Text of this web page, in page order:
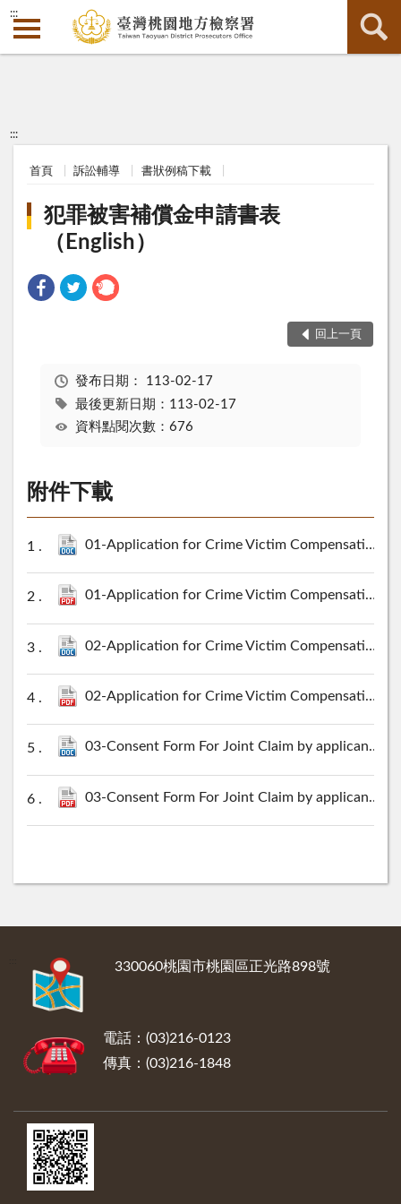
:::
:::
首頁 訴訟輔導 書狀例稿下載
犯罪被害補償金申請書表
（English）
回上一頁
發布日期： 113-02-17
最後更新日期：113-02-17
資料點閱次數：676
附件下載
01-Application for Crime Victim Compensation.docx
01-Application for Crime Victim Compensation.pdf
02-Application for Crime Victim Compensation-Overseas Compensation version.docx
02-Application for Crime Victim Compensation-Overseas Compensation version.pdf
03-Consent Form For Joint Claim by applicants in the same priority order.docx
03-Consent Form For Joint Claim by applicants in the same priority order.pdf
330060桃園市桃園區正光路898號
電話：(03)216-0123
傳真：(03)216-1848